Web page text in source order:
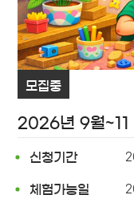
모집중
2026년 9월~11
신청기간
체험가능일